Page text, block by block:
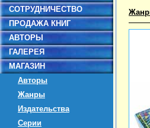
СОТРУДНИЧЕСТВО
ПРОДАЖА КНИГ
АВТОРЫ
ГАЛЕРЕЯ
МАГАЗИН
Авторы
Жанры
Издательства
Серии